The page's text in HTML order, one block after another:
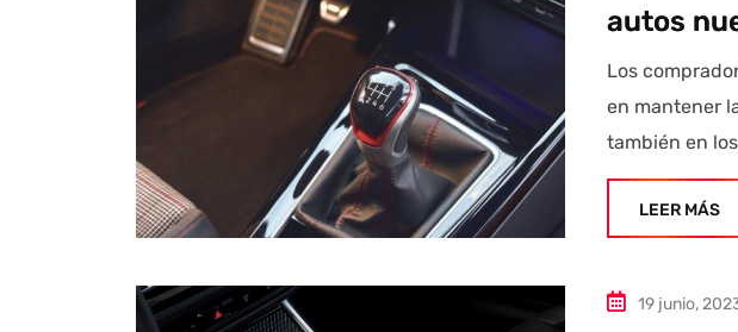
autos
Los
en mantener
también en
LEER MÁS
19 junio,